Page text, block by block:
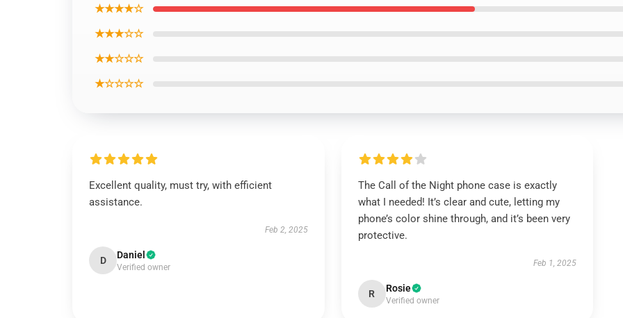
★★★★☆
★★★☆☆
★★☆☆☆
★☆☆☆☆
Excellent quality, must try, with efficient
assistance.
Feb 2, 2025
D Daniel
Verified owner
The Call of the Night phone case is exactly
what I needed! It’s clear and cute, letting my
phone’s color shine through, and it’s been very
protective.
Feb 1, 2025
R Rosie
Verified owner